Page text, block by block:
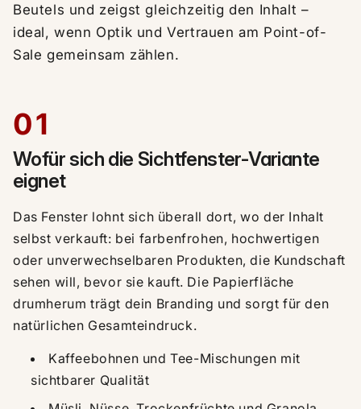
Beutels und zeigst gleichzeitig den Inhalt –
ideal, wenn Optik und Vertrauen am Point-of-
Sale gemeinsam zählen.
01
Wofür sich die Sichtfenster-Variante
eignet
Das Fenster lohnt sich überall dort, wo der Inhalt
selbst verkauft: bei farbenfrohen, hochwertigen
oder unverwechselbaren Produkten, die Kundschaft
sehen will, bevor sie kauft. Die Papierfläche
drumherum trägt dein Branding und sorgt für den
natürlichen Gesamteindruck.
Kaffeebohnen und Tee-Mischungen mit
sichtbarer Qualität